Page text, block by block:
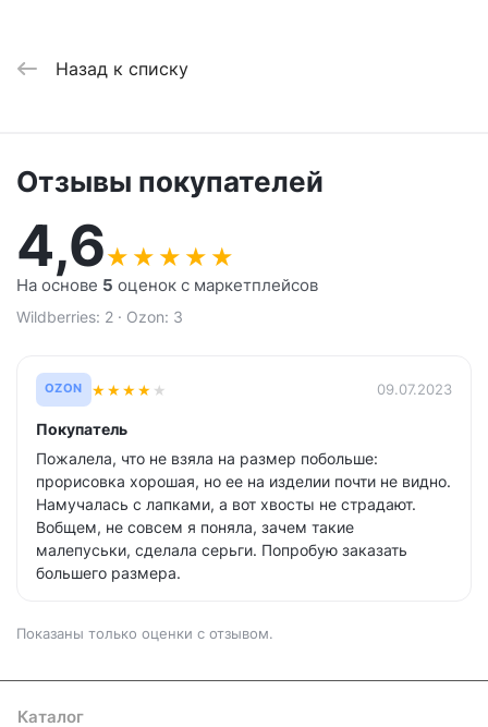
Назад к списку
Отзывы покупателей
4,6★ ★ ★ ★ ★
На основе 5 оценок с маркетплейсов
Wildberries: 2 · Ozon: 3
OZON ★★★★ ★ 09.07.2023
Покупатель
Пожалела, что не взяла на размер побольше:
прорисовка хорошая, но ее на изделии почти не видно.
Намучалась с лапками, а вот хвосты не страдают.
Вобщем, не совсем я поняла, зачем такие
малепуськи, сделала серьги. Попробую заказать
большего размера.
Показаны только оценки с отзывом.
Каталог